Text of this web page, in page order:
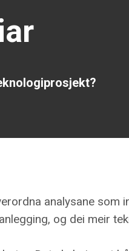
analysane som
og dei meir